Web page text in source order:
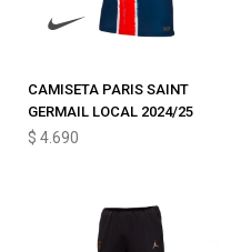
CAMISETA PARIS SAINT
GERMAIL LOCAL 2024/25
$ 4.690